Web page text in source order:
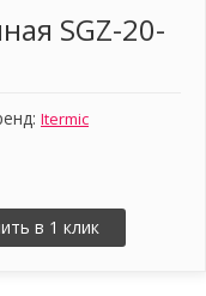
SGZ-20-
Itermic
в 1 клик